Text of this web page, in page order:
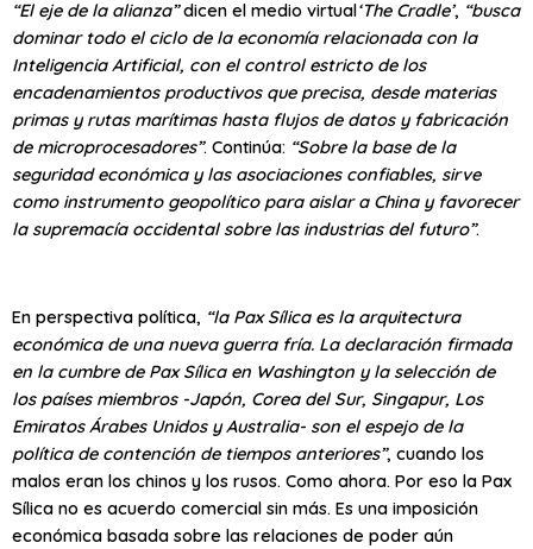
“El eje de la alianza”dicen el medio virtual‘The Cradle’, “busca
dominar todo el ciclo de la economía relacionada con la
Inteligencia Artificial, con el control estricto de los
encadenamientos productivos que precisa, desde materias
primas y rutas marítimas hasta flujos de datos y fabricación
de microprocesadores”. Continúa: “Sobre la base de la
seguridad económica y las asociaciones confiables, sirve
como instrumento geopolítico para aislar a China y favorecer
la supremacía occidental sobre las industrias del futuro”.
En perspectiva política, “la Pax Sílica es la arquitectura
económica de una nueva guerra fría. La declaración firmada
en la cumbre de Pax Sílica en Washington y la selección de
los países miembros -Japón, Corea del Sur, Singapur, Los
Emiratos Árabes Unidos y Australia- son el espejo de la
política de contención de tiempos anteriores”, cuando los
malos eran los chinos y los rusos. Como ahora. Por eso la Pax
Sílica no es acuerdo comercial sin más. Es una imposición
económica basada sobre las relaciones de poder aún